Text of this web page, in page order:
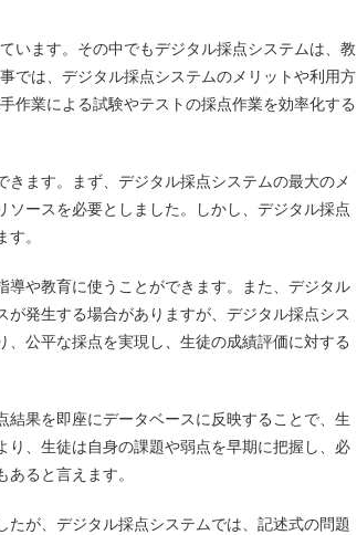
います。 その中でもデジタル採点システムは、教
では、デジタル採点システムのメリットや利用方
作業による試験やテストの採点作業を効率化する
ます。まず、デジタル採点システムの最大のメ
ースを必要としました。しかし、デジタル採点
。
や教育に使うことができます。また、デジタル
発生する場合がありますが、デジタル採点シス
公平な採点を実現し、生徒の成績評価に対する
果を即座にデータベースに反映することで、生
、生徒は自身の課題や弱点を早期に把握し、必
ると言えます。
が、デジタル採点システムでは、記述式の問題